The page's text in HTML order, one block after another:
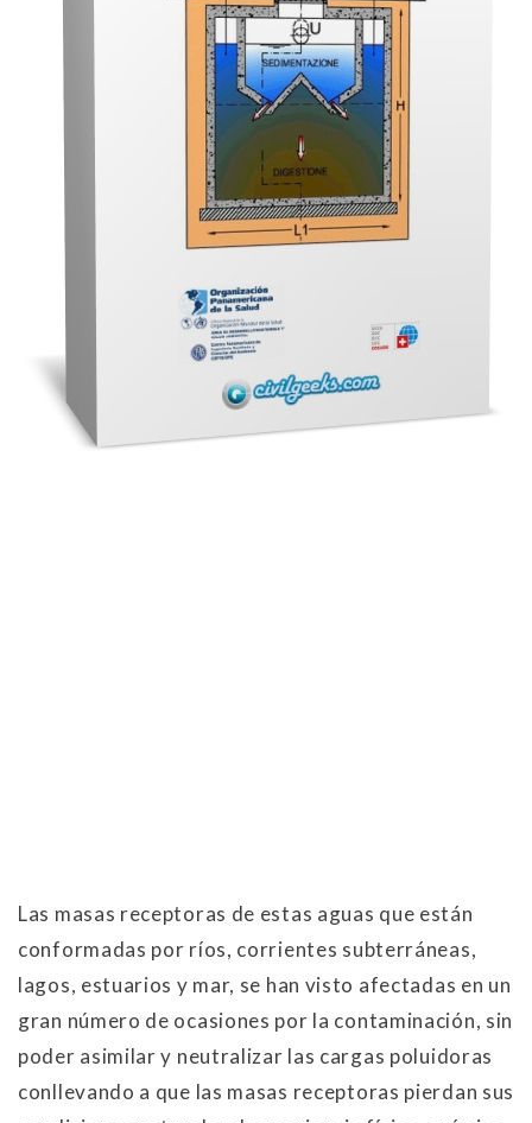
Las masas receptoras de estas aguas que están
conformadas por ríos, corrientes subterráneas,
lagos, estuarios y mar, se han visto afectadas en un
gran número de ocasiones por la contaminación, sin
poder asimilar y neutralizar las cargas poluidoras
conllevando a que las masas receptoras pierdan sus